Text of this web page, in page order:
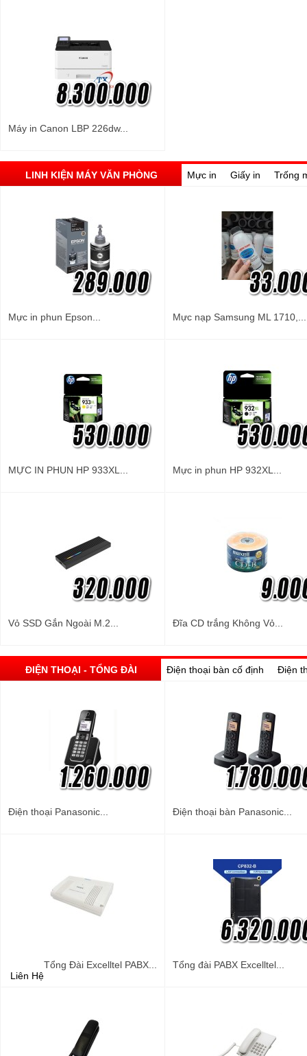
Máy in Canon LBP 226dw...
LINH KIỆN MÁY VĂN PHÒNG Mực in Giấy in Trống
Mực in phun Epson... Mực nạp Samsung ML 1710,...
MỰC IN PHUN HP 933XL... Mực in phun HP 932XL...
Vỏ SSD Gắn Ngoài M.2... Đĩa CD trắng Không Vỏ...
ĐIỆN THOẠI - TỔNG ĐÀI Điện thoại bàn cố định Điện
Điện thoại Panasonic... Điện thoại bàn Panasonic...
Liên Hệ
Tổng Đài Excelltel PABX... Tổng đài PABX Excelltel...